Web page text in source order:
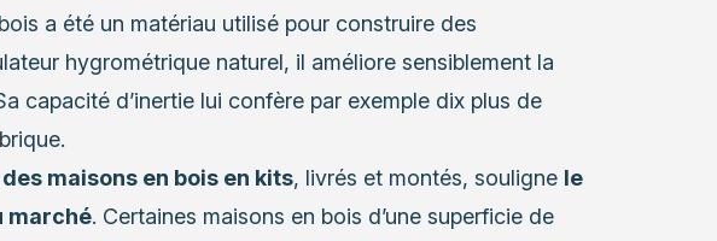
a été un matériau utilisé pour construire des
hygrométrique naturel, il améliore sensiblement la
capacité d’inertie lui confère par exemple dix plus de
maisons en bois en kits, livrés et montés, souligne le
marché. Certaines maisons en bois d’une superficie de